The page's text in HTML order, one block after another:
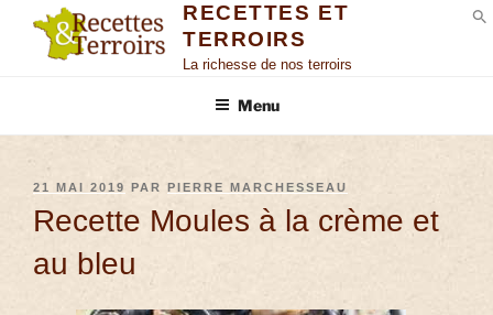
RECETTES ET
TERROIRS
La richesse de nos terroirs
Menu
21 MAI 2019 PAR PIERRE MARCHESSEAU
Recette Moules à la crème et
au bleu